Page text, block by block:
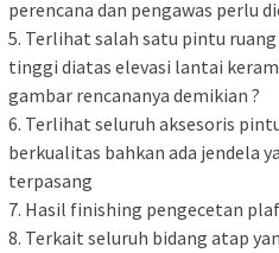
perencana dan pengawas perlu
5. Terlihat salah satu pintu
tinggi diatas elevasi lantai
gambar rencananya demikian ?
6. Terlihat seluruh aksesoris
berkualitas bahkan ada jendela
terpasang
7. Hasil finishing pengecetan
8. Terkait seluruh bidang atap